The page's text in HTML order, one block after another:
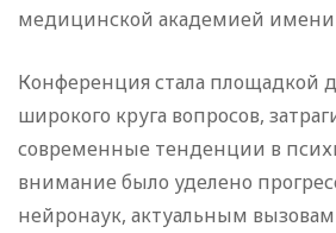
медицинской академией имени
Конференция стала площадкой
широкого круга вопросов,
современные тенденции в
внимание было уделено
нейронаук, актуальным